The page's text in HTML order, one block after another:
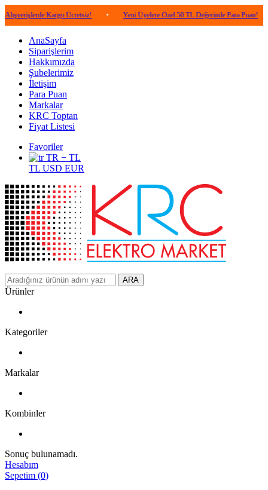
Kargo Ücretsiz! • Yeni Üyelere Özel 50 TL Değerinde Para Puan! •
AnaSayfa
Siparişlerim
Hakkımızda
Şubelerimiz
İletişim
Para Puan
Markalar
KRC Toptan
Fiyat Listesi
Favoriler
TR − TL
TL USD EUR
ARA
Ürünler
Kategoriler
Markalar
Kombinler
Sonuç bulunamadı.
Hesabım
Sepetim (0)